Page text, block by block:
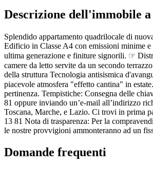
Descrizione dell'immobile
Splendido appartamento quadrilocale di
Edificio in Classe A4 con emissioni minime
ultima generazione e finiture signorili. ☞
camere da letto servite da un secondo
della struttura Tecnologia antisismica
piacevole atmosfera "effetto cantina" in
pertinenza. Tempistiche: Consegna delle
81 oppure inviando un’e-mail all’indirizzo
Toscana, Marche, e Lazio. Ci trovi in prima
13 81 Nota di trasparenza: Per la
le nostre provvigioni ammonteranno ad un
Domande frequenti